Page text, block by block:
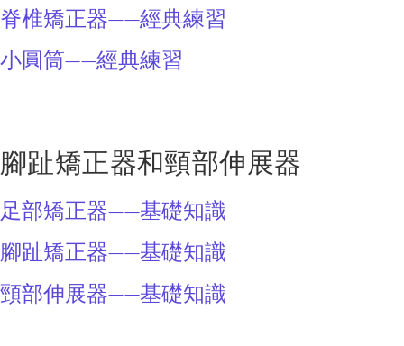
脊椎矯正器——經典練習
小圓筒——經典練習
腳趾矯正器和頸部伸展器
足部矯正器——基礎知識
腳趾矯正器——基礎知識
頸部伸展器——基礎知識